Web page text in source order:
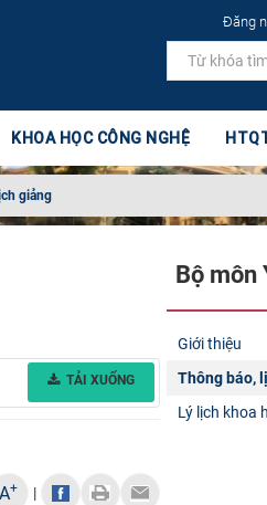
Đăng
KHOA HỌC CÔNG NGHỆ
giảng
TẢI XUỐNG
A+ |
Bộ môn
Giới thiệu
Thông báo,
Lý lịch khoa